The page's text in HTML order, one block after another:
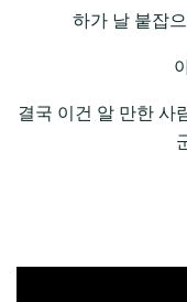
하가 날 붙잡
결국 이건 알 만한 사